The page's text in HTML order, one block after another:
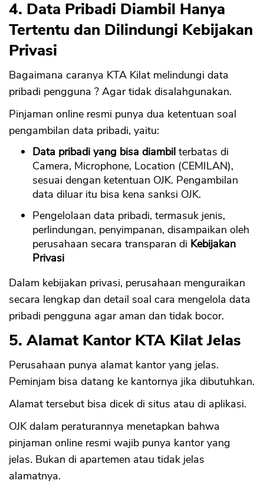
4. Data Pribadi Diambil Hanya
Tertentu dan Dilindungi Kebijakan
Privasi
Bagaimana caranya KTA Kilat melindungi data
pribadi pengguna ? Agar tidak disalahgunakan.
Pinjaman online resmi punya dua ketentuan soal
pengambilan data pribadi, yaitu:
Data pribadi yang bisa diambil terbatas di
Camera, Microphone, Location (CEMILAN),
sesuai dengan ketentuan OJK. Pengambilan
data diluar itu bisa kena sanksi OJK.
Pengelolaan data pribadi, termasuk jenis,
perlindungan, penyimpanan, disampaikan oleh
perusahaan secara transparan di Kebijakan
Privasi
Dalam kebijakan privasi, perusahaan menguraikan
secara lengkap dan detail soal cara mengelola data
pribadi pengguna agar aman dan tidak bocor.
5. Alamat Kantor KTA Kilat Jelas
Perusahaan punya alamat kantor yang jelas.
Peminjam bisa datang ke kantornya jika dibutuhkan.
Alamat tersebut bisa dicek di situs atau di aplikasi.
OJK dalam peraturannya menetapkan bahwa
pinjaman online resmi wajib punya kantor yang
jelas. Bukan di apartemen atau tidak jelas
alamatnya.